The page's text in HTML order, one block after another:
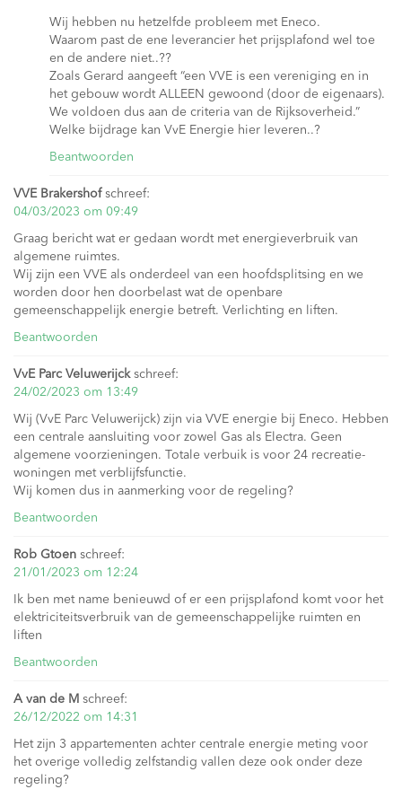
Wij hebben nu hetzelfde probleem met Eneco.
Waarom past de ene leverancier het prijsplafond wel toe
en de andere niet..??
Zoals Gerard aangeeft “een VVE is een vereniging en in
het gebouw wordt ALLEEN gewoond (door de eigenaars).
We voldoen dus aan de criteria van de Rijksoverheid.”
Welke bijdrage kan VvE Energie hier leveren..?
Beantwoorden
VVE Brakershof schreef:
04/03/2023 om 09:49
Graag bericht wat er gedaan wordt met energieverbruik van
algemene ruimtes.
Wij zijn een VVE als onderdeel van een hoofdsplitsing en we
worden door hen doorbelast wat de openbare
gemeenschappelijk energie betreft. Verlichting en liften.
Beantwoorden
VvE Parc Veluwerijck schreef:
24/02/2023 om 13:49
Wij (VvE Parc Veluwerijck) zijn via VVE energie bij Eneco. Hebben
een centrale aansluiting voor zowel Gas als Electra. Geen
algemene voorzieningen. Totale verbuik is voor 24 recreatie-
woningen met verblijfsfunctie.
Wij komen dus in aanmerking voor de regeling?
Beantwoorden
Rob Gtoen schreef:
21/01/2023 om 12:24
Ik ben met name benieuwd of er een prijsplafond komt voor het
elektriciteitsverbruik van de gemeenschappelijke ruimten en
liften
Beantwoorden
A van de M schreef:
26/12/2022 om 14:31
Het zijn 3 appartementen achter centrale energie meting voor
het overige volledig zelfstandig vallen deze ook onder deze
regeling?